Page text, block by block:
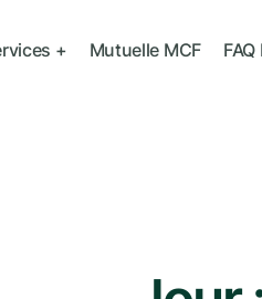
+ Mutuelle MCF FAQ